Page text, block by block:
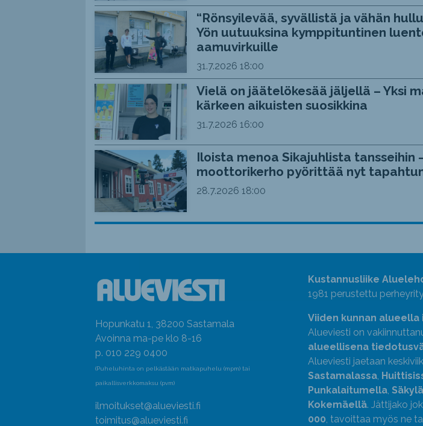
“Rönsyilevää, syvällistä ja vähän
Yön uutuuksina kymppituntinen
aamuvirkuille
31.7.2026 18:00
Vielä on jäätelökesää jäljellä – Yksi
kärkeen aikuisten suosikkina
31.7.2026 16:00
Iloista menoa Sikajuhlista tansseihin
moottorikerho pyörittää nyt
28.7.2026 18:00
Hopunkatu 1, 38200 Sastamala
Avoinna ma-pe klo 8-16
p. 010 229 0400
(Puheluhinta on pelkästään matkapuhelu (mpm) tai
paikallisverkkomaksu (pvm)
ilmoitukset@alueviesti.fi
toimitus@alueviesti.fi
Kustannusliike
1981 perustettu
Viiden kunnan
Alueviesti on
alueellisena
Alueviesti jaetaan
Sastamalassa,
Punkalaitumella,
Kokemäellä. Jättijako
000 , tavoittaa myös ne